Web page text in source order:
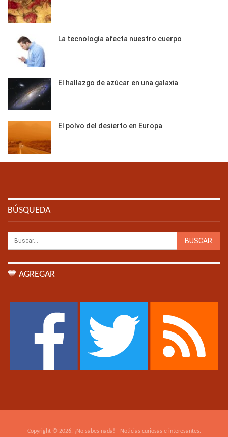
La tecnología afecta nuestro cuerpo
El hallazgo de azúcar en una galaxia
El polvo del desierto en Europa
BÚSQUEDA
💙 AGREGAR
Copyright © 2026. ¡No sabes nada! - Noticias curiosas e interesantes.